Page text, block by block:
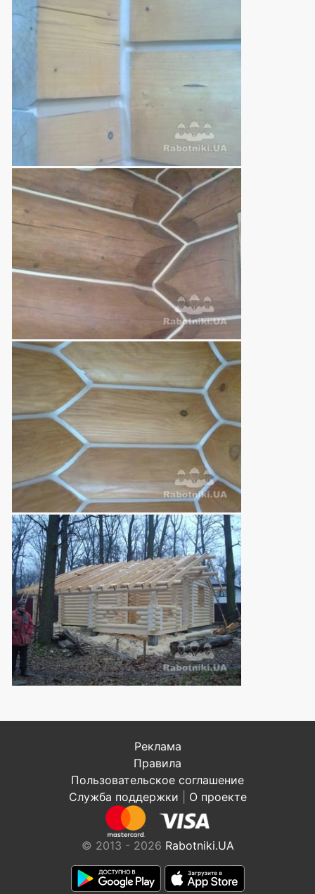
Реклама
Правила
Пользовательское соглашение
Служба поддержки
О проекте
© 2013 - 2026 Rabotniki.UA